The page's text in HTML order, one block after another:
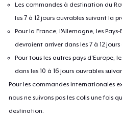
Les commandes à destination du
les 7 à 12 jours ouvrables suivant la
Pour la France, l'Allemagne, les
devraient arriver dans les 7 à 12
Pour tous les autres pays d'Europe,
dans les 10 à 16 jours ouvrables
Pour les commandes internationales
nous ne suivons pas les colis une fois
destination.